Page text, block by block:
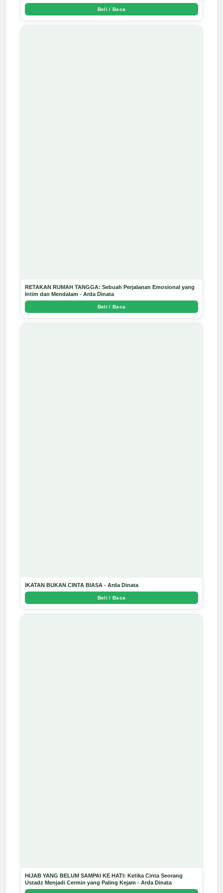
Beli / Baca
RETAKAN RUMAH TANGGA: Sebuah Perjalanan Emosional yang
Intim dan Mendalam - Arda Dinata
Beli / Baca
IKATAN BUKAN CINTA BIASA - Arda Dinata
Beli / Baca
HIJAB YANG BELUM SAMPAI KE HATI: Ketika Cinta Seorang
Ustadz Menjadi Cermin yang Paling Kejam - Arda Dinata